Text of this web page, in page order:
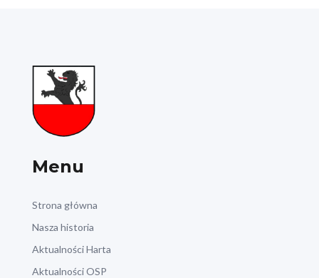
Menu
Strona główna
Nasza historia
Aktualności Harta
Aktualności OSP